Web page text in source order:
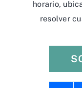
horario,
resolver